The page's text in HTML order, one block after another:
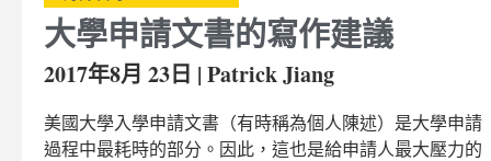
大學申請文書的寫作建議
2017年8月 23日 | Patrick Jiang
美國大學入學申請文書（有時稱為個人陳述）是大學申請
過程中最耗時的部分。因此，這也是給申請人最大壓力的